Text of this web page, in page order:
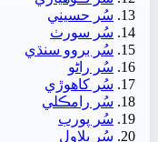
سُر حسيني
سُر سورٺ
سُر بروو سنڌي
سُر راڻو
سُر کاھوڙي
سُر رامڪلي
سُر پورب
سُر بلاول